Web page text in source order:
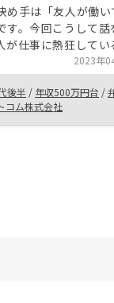
め手は「友人が働い
す。今回こうして話
が仕事に熱狂してい
ました。大きなビ
、日々ストレッチし
リスクを取りなが
重ねていることを知
えました。貴社は
2023年
後半 / 年収500万円台 /
コム株式会社